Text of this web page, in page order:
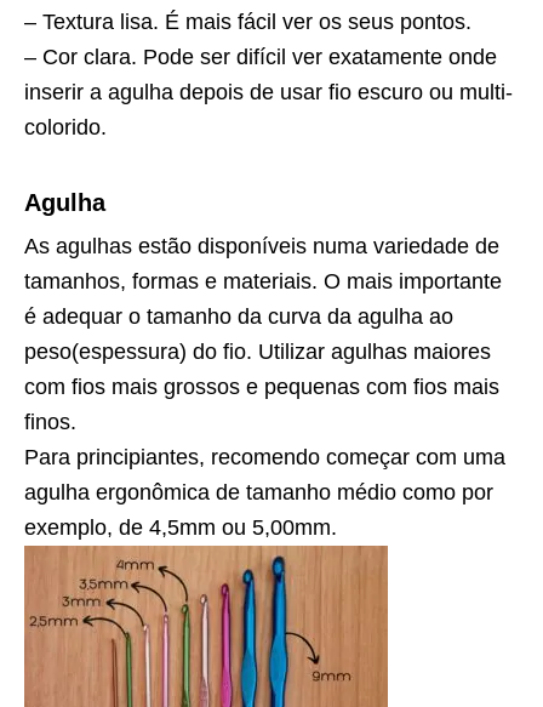
– Textura lisa. É mais fácil ver os seus pontos.
– Cor clara. Pode ser difícil ver exatamente onde
inserir a agulha depois de usar fio escuro ou multi-
colorido.
Agulha
As agulhas estão disponíveis numa variedade de
tamanhos, formas e materiais. O mais importante
é adequar o tamanho da curva da agulha ao
peso(espessura) do fio. Utilizar agulhas maiores
com fios mais grossos e pequenas com fios mais
finos.
Para principiantes, recomendo começar com uma
agulha ergonômica de tamanho médio como por
exemplo, de 4,5mm ou 5,00mm.